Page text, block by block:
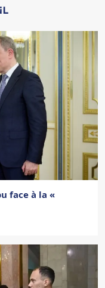
face à la «